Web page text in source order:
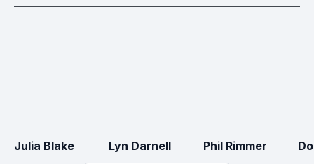
Julia Blake Lyn Darnell Phil Rimmer